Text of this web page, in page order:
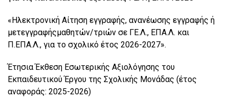
«Ηλεκτρονική Αίτηση εγγραφής, ανανέωσης εγγραφής ή
μετεγγραφήςμαθητών/τριών σε ΓΕ.Λ., ΕΠΑ.Λ. και
Π.ΕΠΑ.Λ., για το σχολικό έτος 2026-2027».
Έτησια Έκθεση Εσωτερικής Αξιολόγησης του
Εκπαιδευτικού Έργου της Σχολικής Μονάδας (έτος
αναφοράς: 2025-2026)